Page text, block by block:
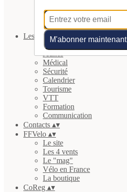
Actualités
Les clubs
Partenaires et liens
Les Commissions ▴▾
Féminines
Jeunes
Médical
Sécurité
Calendrier
Tourisme
VTT
Formation
Communication
Contacts ▴▾
FFVelo ▴▾
Le site
Les 4 vents
Le "mag"
Vélo en France
La boutique
CoReg ▴▾
M'abonner maintenant